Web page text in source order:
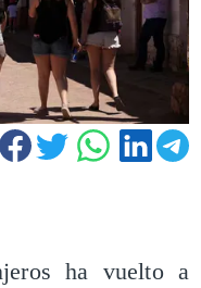
ha vuelto a